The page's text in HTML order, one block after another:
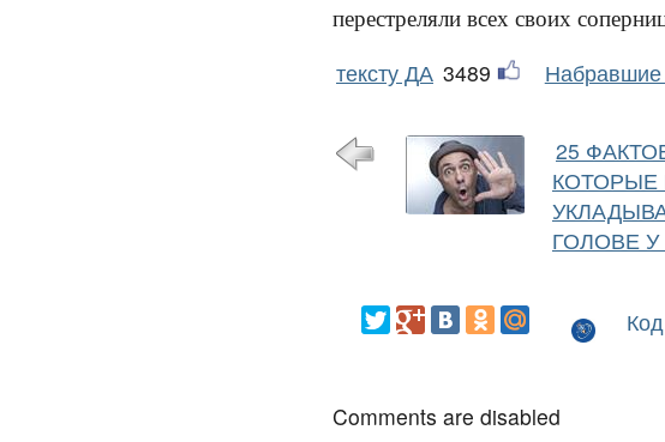
перестреляли всех своих
тексту ДА 3489 Набравшие
25
КОТОРЫЕ
ГОЛОВЕ
Comments are disabled